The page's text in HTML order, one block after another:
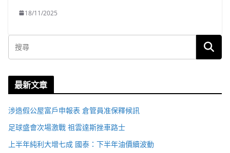
18/11/2025
最新文章
涉造假公屋富戶申報表 倉管員准保釋候訊
足球盛會次場激戰 祖雲達斯挫車路士
上半年純利大增七成 國泰：下半年油價續波動